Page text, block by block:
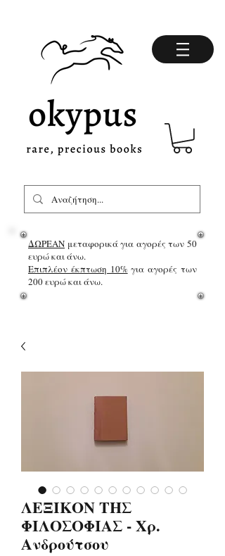
ΔΩΡΕΑΝ μεταφορικά για αγορές των 50
ευρώ και άνω.
Επιπλέον έκπτωση 10%για αγορές των
200 ευρώ και άνω.
ΛΕΞΙΚΟΝ ΤΗΣ
ΦΙΛΟΣΟΦΙΑΣ - Χρ.
Ανδρούτσου